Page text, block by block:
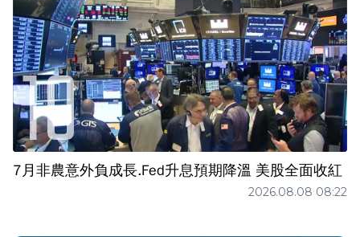
7月非農意外負成長.Fed升息預期降溫 美股全面收紅
2026.08.08 08:22